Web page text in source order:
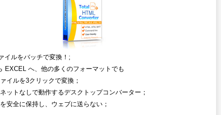
イルをバッチで変換！;
EXCEL へ、他の多くのフォーマットでも
イルを3クリックで変換；
ットなしで動作するデスクトップコンバーター；
安全に保持し、ウェブに送らない；